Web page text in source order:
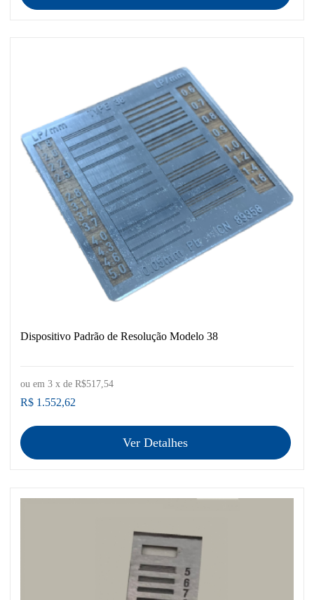
Dispositivo Padrão de Resolução Modelo 38
R$ 1.552,62
ou em 3 x de R$517,54
Ver Detalhes